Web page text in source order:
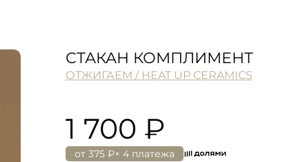
СТАКАН КОМПЛИМЕНТ
ОТЖИГАЕМ / HEAT UP CERAMICS
1 700 ₽
от 375 ₽× 4 платежа